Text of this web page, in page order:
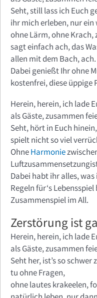
Seht, still lass ich Euch
ihr mich erleben, nur
ohne Lärm, ohne
sagt einfach ach, das
allen mit dem Bach, ach.
Dabei genießt Ihr ohne
kostenfrei, diese üppige
Herein, herein, ich lade
als Gäste, zusammen
Seht, hört in Euch
spielt nicht so viel
OhneHarmonie
Dabei habt ihr alles,
Regeln für‘s
Zusammenspiel im All.
Zerstörung ist
Herein, herein, ich lade
als Gäste, zusammen
Seht her, ist’s so
tu ohne Fragen,
ohne lautes krakeelen,